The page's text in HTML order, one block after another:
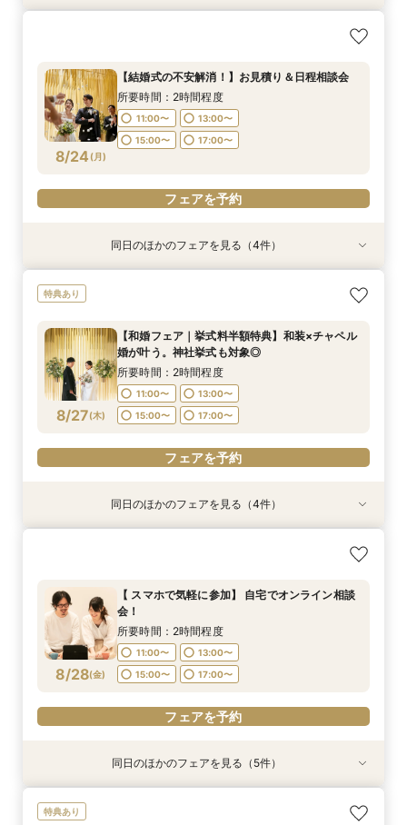
8/23(日)
【期間限定】50％OFF★チャペルフォトキャン
15:00〜
17:00〜
フェアを予約
8/23(日)
11:00〜
13:00〜
15:00〜
17:00〜
フェアを予約
8/23(日)
【 スマホで気軽に参加】 自宅でオンライン相談
15:00〜
17:00〜
フェアを予約
8/23(日)
【結婚式の費用がぐっとお得】挙式料＋撮影＋衣
BIGフェア
所要時間：2時間程度
11:00〜
13:00〜
15:00〜
17:00〜
8/23(日)
【和婚フェア｜挙式料半額特典】和装×チャペル
15:00〜
17:00〜
フェアを予約
8/24 (月)
【結婚式の不安解消！】お見積り＆日程相談会
所要時間：2時間程度
11:00〜
13:00〜
15:00〜
17:00〜
フェアを予約
8/24(月)
【挙式＋会食が5万円OFF！】費用を抑えて叶え
11:00〜
13:00〜
15:00〜
17:00〜
フェアを予約
8/24(月)
【期間限定】50％OFF★チャペルフォトキャン
11:00〜
13:00〜
15:00〜
17:00〜
フェアを予約
8/24(月)
【結婚式の費用がぐっとお得】挙式料＋撮影＋衣
BIGフェア
所要時間：2時間程度
15:00〜
17:00〜
フェアを予約
8/24(月)
【和婚フェア｜挙式料半額特典】和装×チャペル
11:00〜
13:00〜
15:00〜
17:00〜
フェアを予約
同日のほかのフェアを見る（4件）
特典あり
8/27(木)
【和婚フェア｜挙式料半額特典】和装×チャペル
婚が叶う。神社挙式も対象◎
所要時間：2時間程度
11:00〜
13:00〜
15:00〜
17:00〜
フェアを予約
8/27(木)
【挙式＋会食が5万円OFF！】費用を抑えて叶え
15:00〜
17:00〜
フェアを予約
8/27(木)
【期間限定】50％OFF★チャペルフォトキャン
15:00〜
17:00〜
フェアを予約
8/27(木)
11:00〜
13:00〜
フェアを予約
8/27(木)
【結婚式の費用がぐっとお得】挙式料＋撮影＋衣
BIGフェア
所要時間：2時間程度
15:00〜
17:00〜
フェアを予約
同日のほかのフェアを見る（4件）
8/28(金)
【 スマホで気軽に参加】 自宅でオンライン相談
会！
所要時間：2時間程度
11:00〜
13:00〜
15:00〜
17:00〜
フェアを予約
【挙式＋会食が5万円OFF！】費用を抑えて叶え
【期間限定】50％OFF★チャペルフォトキャン
【結婚式の費用がぐっとお得】挙式料＋撮影＋衣
【和婚フェア｜挙式料半額特典】和装×チャペル
同日のほかのフェアを見る（5件）
特典あり